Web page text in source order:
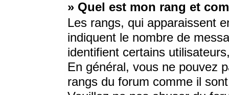
» Quel est mon rang et
Les rangs, qui apparaissent
indiquent le nombre de
identifient certains
En général, vous ne pouvez
rangs du forum comme il